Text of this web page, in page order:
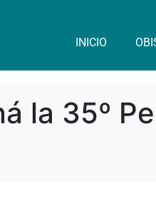
INICIO
la 35º